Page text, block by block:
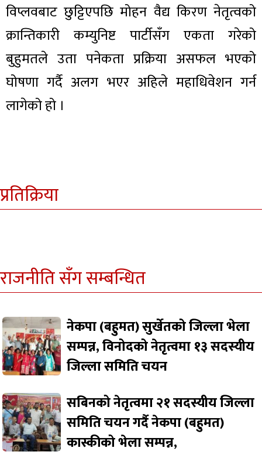
विप्लवबाट छुट्टिएपछि मोहन वैद्य किरण नेतृत्वको
क्रान्तिकारी कम्युनिष्ट पार्टीसँग एकता गरेको
बुहुमतले उता पनेकता प्रक्रिया असफल भएको
घोषणा गर्दै अलग भएर अहिले महाधिवेशन गर्न
लागेको हो ।
प्रतिक्रिया
राजनीति सँग सम्बन्धित
नेकपा (बहुमत) सुर्खेतको जिल्ला भेला
सम्पन्न, विनोदको नेतृत्वमा १३ सदस्यीय
जिल्ला समिति चयन
सबिनको नेतृत्वमा २१ सदस्यीय जिल्ला
समिति चयन गर्दै नेकपा (बहुमत)
कास्कीको भेला सम्पन्न,